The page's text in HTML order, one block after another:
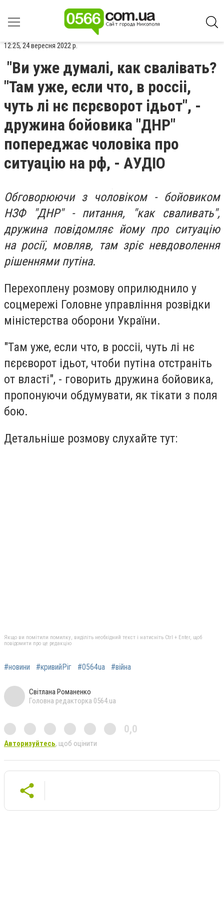
12:25, 24 вересня 2022 р.
"Ви уже думалі, как свалівать?
"Там уже, если что, в россіі,
чуть лі нє пєрєворот ідьот", -
дружина бойовика "ДНР"
попереджає чоловіка про
ситуацію на рф, - АУДІО
Обговорюючи з чоловіком - бойовиком
НЗФ "ДНР" - питання, "как сваливать",
дружина повідомляє йому про ситуацію
на росії, мовляв, там зріє невдоволення
рішеннями путіна.
Перехоплену розмову оприлюднило у
соцмережі Головне управління розвідки
міністерства оборони України.
"Там уже, если что, в россіі, чуть лі нє
пєрєворот ідьот, чтоби путіна отстраніть
от власті", - говорить дружина бойовика,
пропонуючи обдумувати, як тікати з поля
бою.
Детальніше розмову слухайте тут:
Якщо ви помітили помилку, виділіть необхідний текст і натисніть Ctrl + Enter, щоб
повідомити про це редакцію
#новини #кривийРіг #0564ua #війна
Світлана Романенко
Головна редакторка 0564.ua
0,0
Авторизуйтесь, щоб оцінити